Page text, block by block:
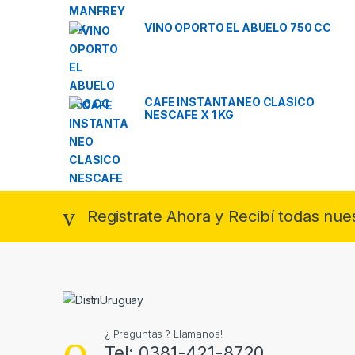
VINO OPORTO EL ABUELO 750 CC
CAFE INSTANTANEO CLASICO
NESCAFE X 1 KG
Registrate Ahora y Recibí todas
¿ Preguntas ? Llamanos!